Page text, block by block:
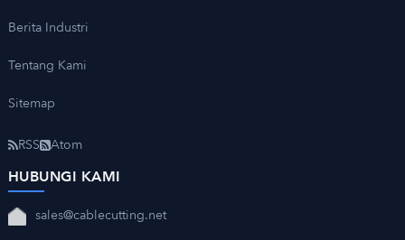
Berita Industri
Tentang Kami
Sitemap
RSS Atom
HUBUNGI KAMI
sales@cablecutting.net